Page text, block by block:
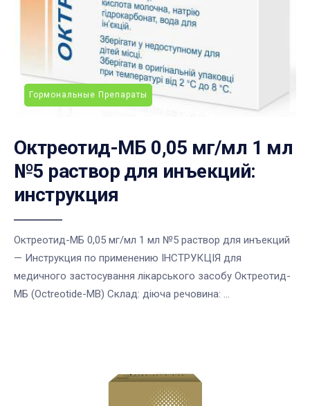
Гормональные Препараты
Октреотид-МБ 0,05 мг/мл 1 мл
№5 раствор для инъекций:
инструкция
Октреотид-МБ 0,05 мг/мл 1 мл №5 раствор для инъекций
— Инструкция по применению ІНСТРУКЦІЯ для
медичного застосування лікарського засобу Октреотид-
МБ (Octreotide-МВ) Склад: діюча речовина: ...